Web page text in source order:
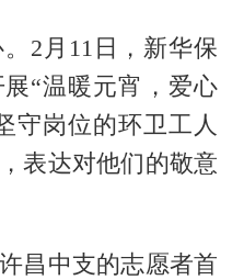
2月11日，新华保
“温暖元宵，爱心
守岗位的环卫工人
表达对他们的敬意
昌中支的志愿者首